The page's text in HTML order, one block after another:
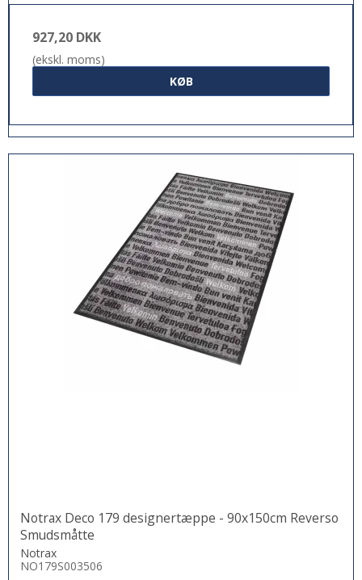
927,20 DKK
(ekskl. moms)
KØB
Notrax Deco 179 designertæppe - 90x150cm Reverso
Smudsmåtte
Notrax
NO179S003506